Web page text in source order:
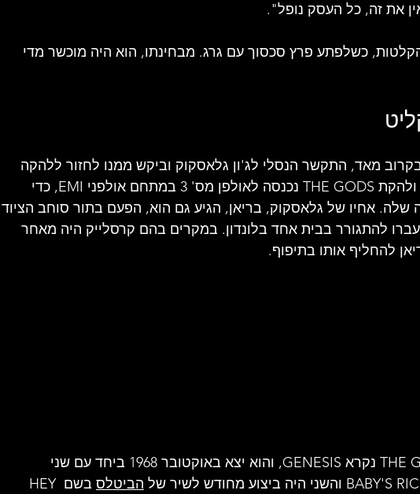
את זה, כל העסק נופל".
כשלפתע פרץ סכסוך עם גרג. מבחינתו, הוא היה מוכשר מדי
מאד, התקשר הנסלי לג'ון גלאסקוק וביקש ממנו לחזור ללהקה
ולעזור לו. הבסיסט הסכים ולהקת THE GODS נכנסה לאולפן מס' 3 במתחם אולפני EMI, כדי
שלה. אחיו של גלאסקוק, בריאן, הגיע גם הוא, הפעם בתור סוחב הציוד
להתגורר בבית אחד בלונדון. במקרים בהם קרסלייק היה מאחר
להחליף אותו בתיפוף.
התקליט הראשון של THE GODS נקרא GENESIS, והוא יצא באוקטובר 1968 ביחד עם שני
חודש לשיר של הביטלס
בשם HEY